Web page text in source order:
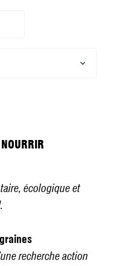
écologique et
recherche action